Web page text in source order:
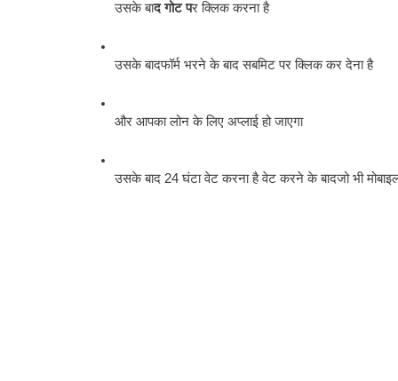
उसके बाद गोट पर क्लिक करना है
उसके बादफॉर्म भरने के बाद सबमिट पर क्लिक कर देना है
और आपका लोन के लिए अप्लाई हो जाएगा
उसके बाद 24 घंटा वेट करना है वेट करने के बादजो भी